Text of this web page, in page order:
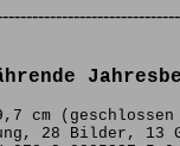
cm
28 Bilder, 13